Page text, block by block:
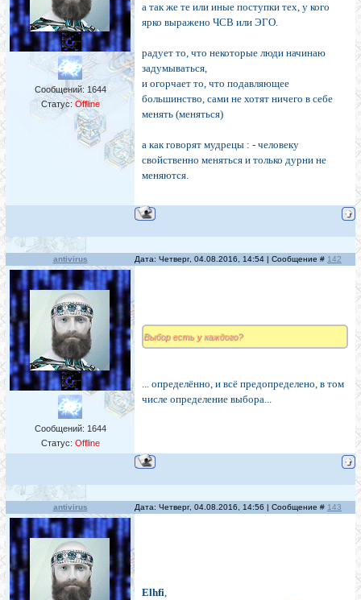
Сообщений: 1644
Статус: Offline
а так же те или иные поступки тех, у кого
ярко выражено ЧСВ или ЭГО.
радует то, что некоторые люди начинаю
задумываться,
и огорчает то, что подавляющее
большинство, сами не хотят ничего в себе
менять (меняться)
а как говорят мудрецы : - человеку
свойственно меняться и только дурни не
меняются.
antivirus Дата: Четверг, 04.08.2016, 14:54 | Сообщение # 142
Сообщений: 1644
Статус: Offline
Выбор есть у каждого?
... определённо, и всё предопределено, в том
числе определение выбора...
antivirus Дата: Четверг, 04.08.2016, 14:56 | Сообщение # 143
Elhfi,